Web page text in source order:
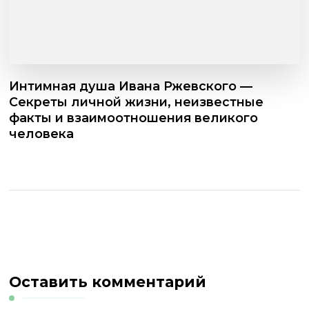
Интимная душа Ивана Ржевского —
Секреты личной жизни, неизвестные
факты и взаимоотношения великого
человека
Оставить комментарий